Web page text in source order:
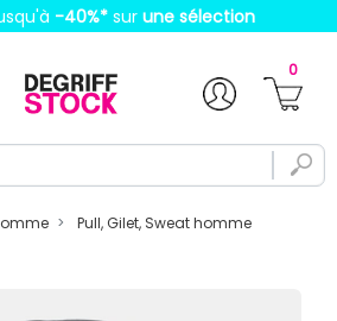
-40%* sur une sélection
0
Pull, Gilet, Sweat homme